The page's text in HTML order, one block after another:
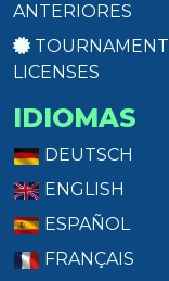
ANTERIORES
TOURNAMENT
LICENSES
IDIOMAS
DEUTSCH
ENGLISH
ESPAÑOL
FRANÇAIS